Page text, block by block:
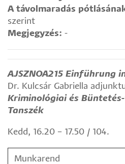
A távolmaradás
szerint
Megjegyzés: -
AJSZNOA215 Einführung
Dr. Kulcsár Gabriella
Kriminológiai és
Tanszék
Kedd, 16.20 – 17.50 / 104.
Munkarend